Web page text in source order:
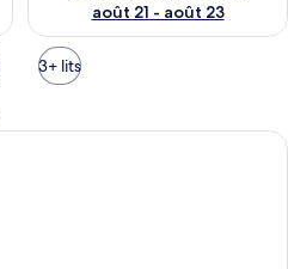
août 21 - août 23
3+ lits
Literie de qualité supérieure, coffres-